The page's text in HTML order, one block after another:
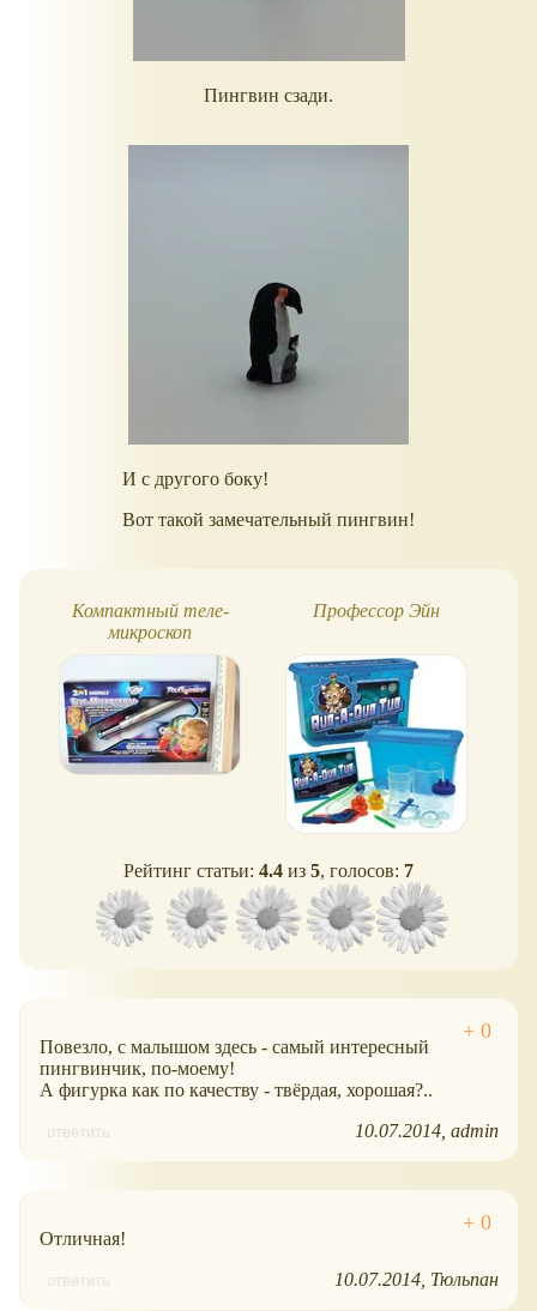
Пингвин сзади.
И с другого боку!
Вот такой замечательный пингвин!
Компактный теле-
микроскоп
Профессор Эйн
Рейтинг статьи: 4.4 из 5, голосов: 7
Повезло, с малышом здесь - самый интересный
пингвинчик, по-моему!
А фигурка как по качеству - твёрдая, хорошая?..
ответить 10.07.2014 admin
Отличная!
ответить 10.07.2014 Тюльпан